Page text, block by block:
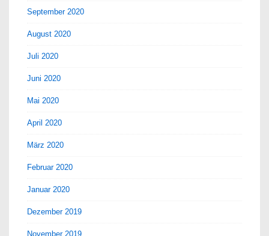
September 2020
August 2020
Juli 2020
Juni 2020
Mai 2020
April 2020
März 2020
Februar 2020
Januar 2020
Dezember 2019
November 2019